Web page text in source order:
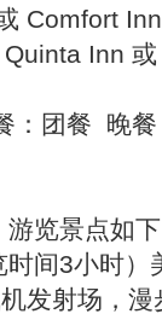
Comfort
Inn
：团餐 晚
览景点如
时间3小时
发射场，